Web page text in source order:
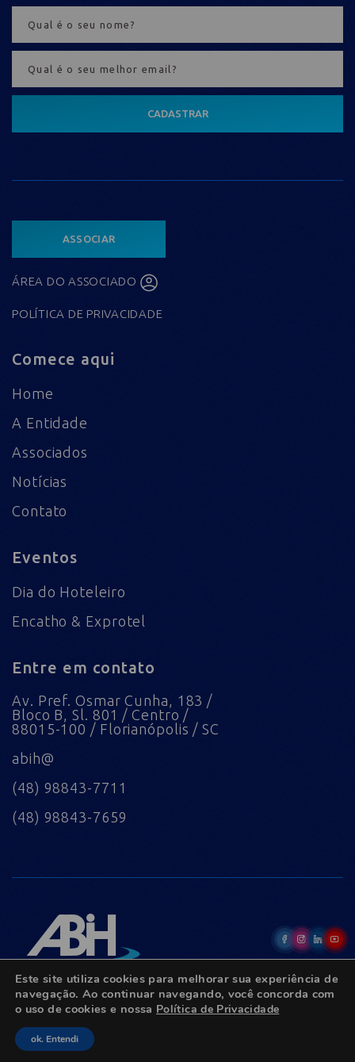
CADASTRAR
ASSOCIAR
ÁREA DO ASSOCIADO
POLÍTICA DE PRIVACIDADE
Comece aqui
Home
A Entidade
Associados
Notícias
Contato
Eventos
Dia do Hoteleiro
Encatho & Exprotel
Entre em contato
Av. Pref. Osmar Cunha, 183 /
Bloco B, Sl. 801 / Centro /
88015-100 / Florianópolis / SC
abih@
(48) 98843-7711
(48) 98843-7659
© Copyright 2022 - Todos os direitos reservados.
Este site utiliza cookies para melhorar sua experiência de
navegação. Ao continuar navegando, você concorda com
o uso de cookies e nossa Política de Privacidade
ok. Entendi